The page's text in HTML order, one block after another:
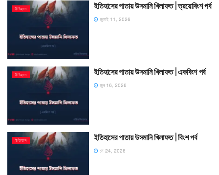
ইতিহাস ইতিহাসের পাতায় উসমানি খিলাফত | ত্রয়োবিংশ পর্ব
জুলাই 11, 2026
ইতিহাস ইতিহাসের পাতায় উসমানি খিলাফত | একবিংশ পর্ব
জুন 16, 2026
ইতিহাস ইতিহাসের পাতায় উসমানি খিলাফত | বিংশ পর্ব
মে 24, 2026